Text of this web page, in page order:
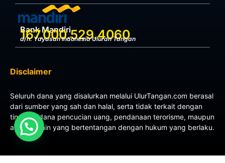
Bank Mandiri
167.000.529.4060
a/n. Yayasan Indonesia Uluran Tangan
Disclaimer
Seluruh dana yang disalurkan melalui UlurTangan.com berasal
dari sumber yang sah dan halal, serta tidak terkait dengan
tindak pidana pencucian uang, pendanaan terorisme, maupun
aktivitas lain yang bertentangan dengan hukum yang berlaku.